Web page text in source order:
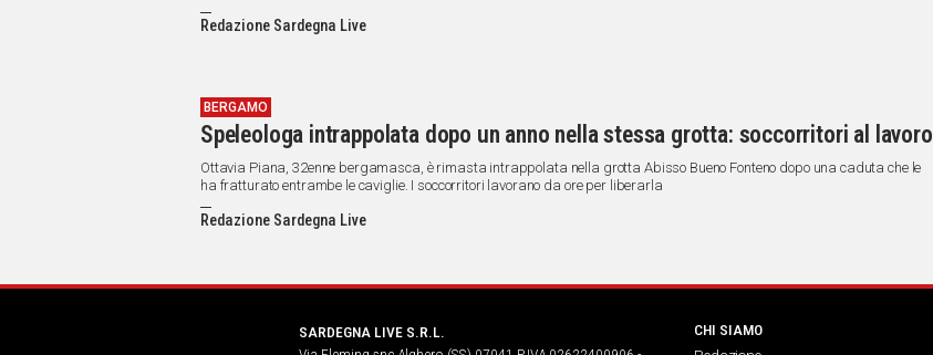
Redazione Sardegna Live
BERGAMO
Speleologa intrappolata dopo un anno nella stessa grotta: soccorritori al lavoro
Ottavia Piana, 32enne bergamasca, è rimasta intrappolata nella grotta Abisso Bueno Fonteno dopo una caduta che le
ha fratturato entrambe le caviglie. I soccorritori lavorano da ore per liberarla
Redazione Sardegna Live
SARDEGNA LIVE S.R.L.
CHI SIAMO